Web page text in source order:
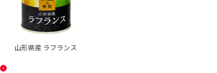
山形県産 ラフランス